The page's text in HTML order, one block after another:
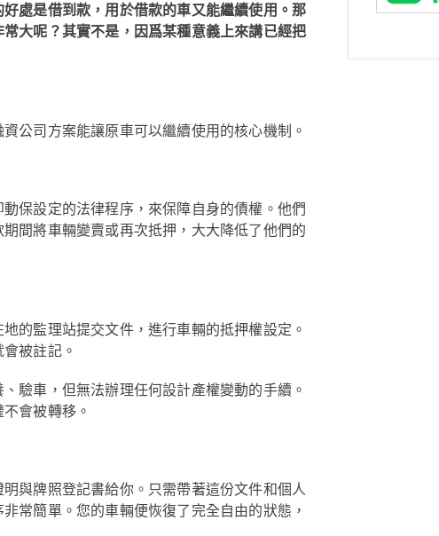
處是借到款，用於借款的車又能繼續使用。那
大呢？其實不是，因爲某種意義上來講已經把
公司方案能讓原車可以繼續使用的核心機制。
保設定的法律程序，來保障自身的債權。他們
間將車輛變賣或再次抵押，大大降低了他們的
的監理站提交文件，進行車輛的抵押權設定。
被註記。
驗車，但無法辦理任何設計產權變動的手續。
會被轉移。
與牌照登記書給你。只需帶著這份文件和個人
常簡單。您的車輛便恢復了完全自由的狀態，